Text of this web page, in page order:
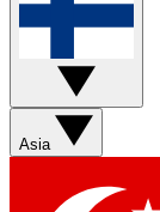
Asia